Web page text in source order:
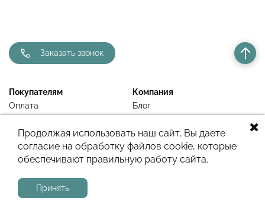
Покупателям
Оплата
Гарантия
Недавно просмотренное
Компания
Блог
Заказать звонок
Сайт работает на системе
Продолжая использовать наш сайт, Вы даете
согласие на обработку файлов cookie, которые
обеспечивают правильную работу сайта.
Принять